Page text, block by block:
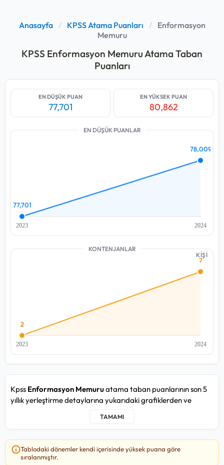
Anasayfa / KPSS Atama Puanları /
Enformasyon
Memuru
KPSS Enformasyon Memuru Atama Taban
Puanları
EN DÜŞÜK PUAN
77,701
EN YÜKSEK PUAN
80,862
EN DÜŞÜK PUANLAR
KONTENJANLAR
KİŞİ
Kpss Enformasyon Memuruatama taban puanlarının son 5
yıllık yerleştirme detaylarına yukarıdaki grafiklerden ve
atama döneminde, en düşük78,009puan ile Afet ve Acil
Durum Yönetimi Başkanlığı / Ankara / Merkez kurumuna, en
78,009
Tablodaki dönemler kendi içerisinde yüksek puana göre
sıralanmıştır.